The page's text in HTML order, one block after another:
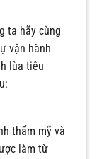
ta hãy cùng
vận hành
lùa tiêu
thẩm mỹ và
làm từ